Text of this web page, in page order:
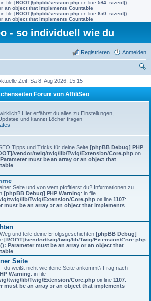
in file [ROOT]/phpbb/session.php on line 594: sizeof():
an object that implements Countable
in file [ROOT]/phpbb/session.php on line 650: sizeof():
an object that implements Countable
- so individuell wie du
Anmelden
Registrieren
Zeit: Sa 8. Aug 2026, 15:15
Forum von AffiliSeo
Hier erfährst du alles zu Einstellungen,
und kannst Löcher fragen
Tipps und Tricks für deine Seite [phpBB Debug] PHP
vendor/twig/twig/lib/Twig/Extension/Core.php on
must be an array or an object that
Seite und von wem pfofitierst du? Informationen zu
[phpBB Debug] PHP Warning: in file
twig/lib/Twig/Extension/Core.php on line 1107:
must be an array or an object that implements
und teile deine Erfolgsgeschichten [phpBB Debug]
[ROOT]/vendor/twig/twig/lib/Twig/Extension/Core.php
Parameter must be an array or an object that
Seite
- du weißt nicht wie deine Seite ankommt? Frag nach
Warning: in file
twig/lib/Twig/Extension/Core.php on line 1107:
must be an array or an object that implements